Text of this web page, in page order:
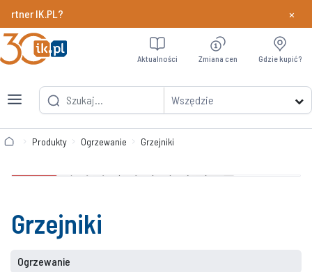
IK.PL? Dowiedz
×
Wszędzie
Aktualności Zmiana cen Gdzie kupić?
Produkty Ogrzewanie Grzejniki
Grzejniki
Ogrzewanie